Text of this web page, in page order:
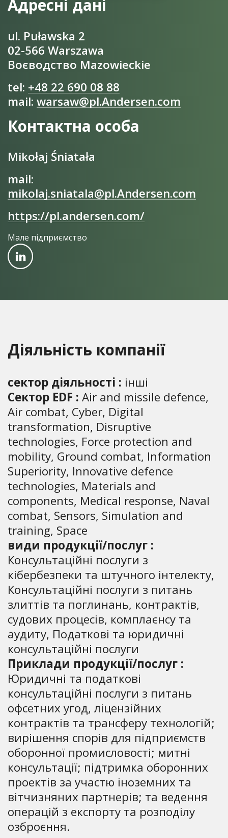
Адресні дані
ul. Puławska 2
02-566 Warszawa
Воєводство Mazowieckie
tel: +48 22 690 08 88
mail: warsaw@pl.Andersen.com
Контактна особа
Mikołaj Śniatała
mail:
mikolaj.sniatala@pl.Andersen.com
https://pl.andersen.com/
Мале підприємство
Діяльність компанії
сектор діяльності : інші
Сектор EDF : Air and missile defence,
Air combat, Cyber, Digital
transformation, Disruptive
technologies, Force protection and
mobility, Ground combat, Information
Superiority, Innovative defence
technologies, Materials and
components, Medical response, Naval
combat, Sensors, Simulation and
training, Space
види продукції/послуг :
Консультаційні послуги з
кібербезпеки та штучного інтелекту,
Консультаційні послуги з питань
злиттів та поглинань, контрактів,
судових процесів, комплаєнсу та
аудиту, Податкові та юридичні
консультаційні послуги
Приклади продукції/послуг :
Юридичні та податкові
консультаційні послуги з питань
офсетних угод, ліцензійних
контрактів та трансферу технологій;
вирішення спорів для підприємств
оборонної промисловості; митні
консультації; підтримка оборонних
проектів за участю іноземних та
вітчизняних партнерів; та ведення
операцій з експорту та розподілу
озброєння.